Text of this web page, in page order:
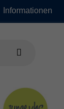
Informationen